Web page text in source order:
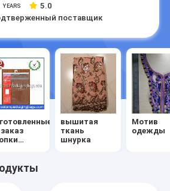
YEARS
5.0
поставщик
вышитая
ткань
шнурка
Мотив
одежды